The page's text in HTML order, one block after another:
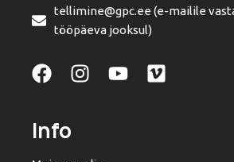
tellimine@gpc.ee (e-mailile
tööpäeva jooksul)
Info